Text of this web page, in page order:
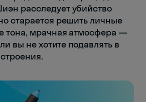
расследует убийство
старается решить личные
тона, мрачная атмосфера —
вы не хотите подавлять в